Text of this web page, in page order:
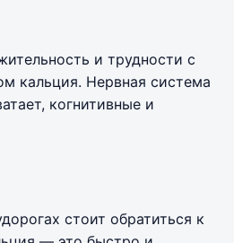
и трудности с
кальция. Нервная система
когнитивные и
стоит обратиться к